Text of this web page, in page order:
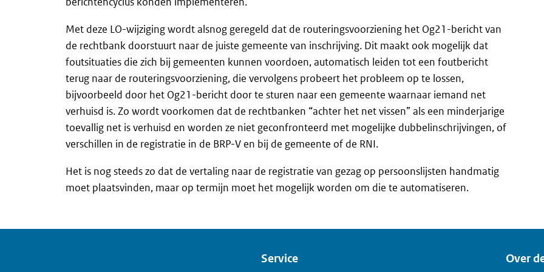
Met deze LO-wijziging wordt alsnog geregeld dat de routeringsvoorziening het Og21-bericht van
de rechtbank doorstuurt naar de juiste gemeente van inschrijving. Dit maakt ook mogelijk dat
foutsituaties die zich bij gemeenten kunnen voordoen, automatisch leiden tot een foutbericht
terug naar de routeringsvoorziening, die vervolgens probeert het probleem op te lossen,
bijvoorbeeld door het Og21-bericht door te sturen naar een gemeente waarnaar iemand net
verhuisd is. Zo wordt voorkomen dat de rechtbanken “achter het net vissen” als een minderjarige
toevallig net is verhuisd en worden ze niet geconfronteerd met mogelijke dubbelinschrijvingen, of
verschillen in de registratie in de BRP-V en bij de gemeente of de RNI.
Het is nog steeds zo dat de vertaling naar de registratie van gezag op persoonslijsten handmatig
moet plaatsvinden, maar op termijn moet het mogelijk worden om die te automatiseren.
Service Over